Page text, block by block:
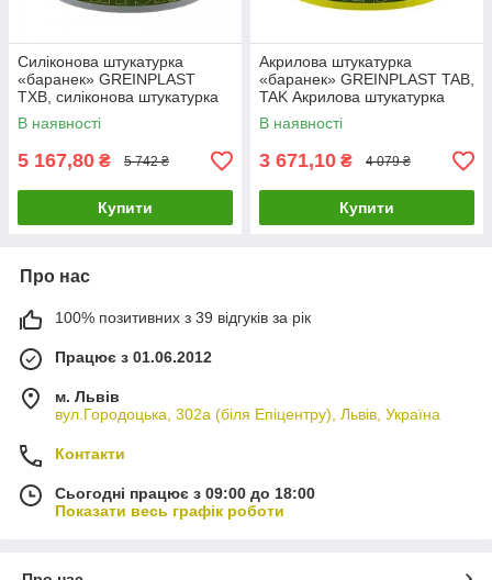
Силіконова штукатурка
«баранек» GREINPLAST
TXB, силіконова штукатурка
Грейнпласт
В наявності
5 167,80 ₴ 5 742 ₴
Купити
Акрилова штукатурка
«баранек» GREINPLAST TAB,
TAK Акрилова штукатурка
Грейнпласт
В наявності
3 671,10 ₴ 4 079 ₴
Купити
Про нас
100% позитивних з 39 відгуків за рік
Працює з 01.06.2012
м. Львів
вул.Городоцька, 302а (біля Епіцентру), Львів, Україна
Контакти
Сьогодні працює з 09:00 до 18:00
Показати весь графік роботи